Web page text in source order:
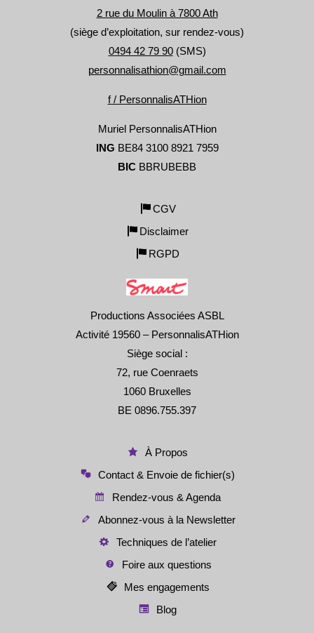
2 rue du Moulin à 7800 Ath
(siège d’exploitation, sur rendez-vous)
0494 42 79 90(SMS)
personnalisathion@gmail.com
f / PersonnalisATHion
Muriel PersonnalisATHion
ING BE84 3100 8921 7959
BIC BBRUBEBB
CGV
Disclaimer
RGPD
Productions Associées ASBL
Activité 19560 – PersonnalisATHion
Siège social :
72, rue Coenraets
1060 Bruxelles
BE 0896.755.397
À Propos
Contact & Envoie de fichier(s)
Rendez-vous & Agenda
Abonnez-vous à la Newsletter
Techniques de l’atelier
Foire aux questions
Mes engagements
Blog